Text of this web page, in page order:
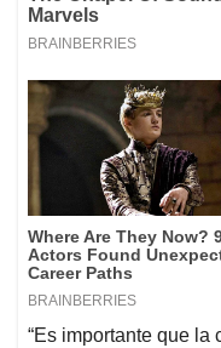
“Es importante que la